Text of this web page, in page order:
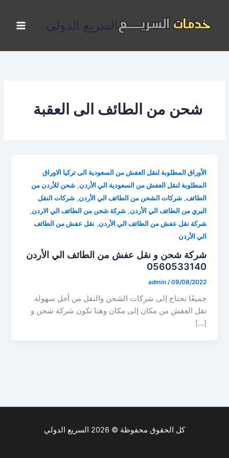
المحتوى
السريع الدولي
شحن من الطائف الى العقبة
الأوراق المطلوبة لنقل العفش من السعودية الى تركيا الاوراق
المطلوبة لنقل العفش من السعودية الي الأردن,شحن للأردن من
الطائف,شركات الشحن من الطائف الي الأردن,شركات النقل
البري من الطائف الي الأردن,شركة شحن من الطائف الي الاردن,
شركة نقل عفش من الطائف الي الأردن, نقل عفش من الطائف
الي الأردن
شركة شحن و نقل عفش من الطائف الي الأردن
0560533140
admin /09/08/2022
جميعًا نحتاج إلى شركات الشحن والنقل من أجل سهولة
نقل العفش من مكان إلى مكان وهنا تكون شركة شحن و
[…]
كل الحقوق محفوظة © 2026 السريع الدولي